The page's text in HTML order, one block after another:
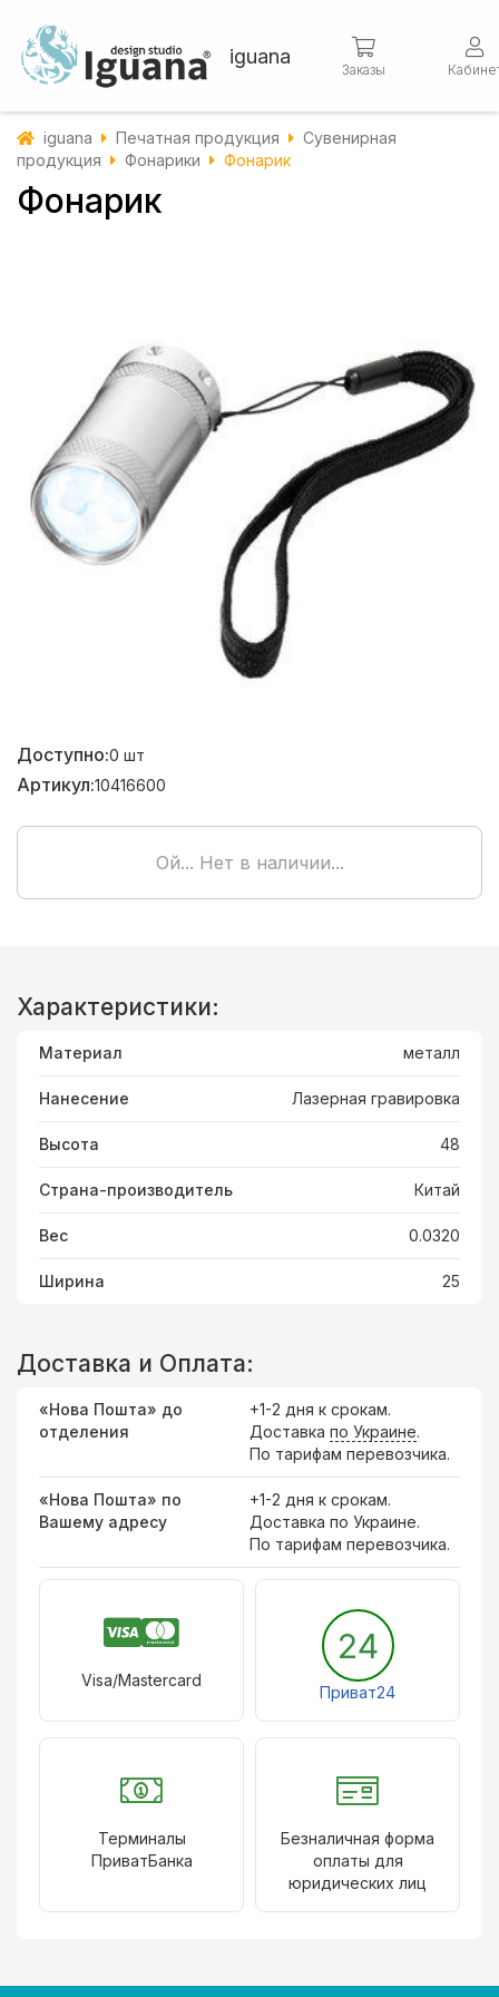
iguana
Заказы
iguana Печатная продукция
Сувенирная
продукция
Фонарики Фонарик
Фонарик
Доступно:0 шт
Артикул:10416600
Ой... Нет в наличии...
Характеристики:
Материал металл
Нанесение Лазерная гравировка
Высота 48
Страна-производитель Китай
Вес 0.0320
Ширина 25
Доставка и Оплата:
«Нова Пошта» до
отделения
+1-2 дня к срокам.
Доставка по Украине.
По тарифам перевозчика.
«Нова Пошта» по
Вашему адресу
+1-2 дня к срокам.
Доставка по Украине.
По тарифам перевозчика.
Visa/Mastercard
24
Приват24
Терминалы
ПриватБанка
Безналичная форма
оплаты для
юридических лиц